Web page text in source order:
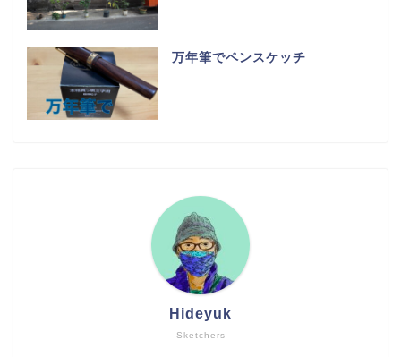
万年筆でペンスケッチ
Sketchers
Hideyuk